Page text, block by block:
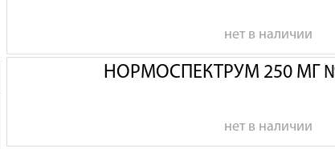
нет в наличии
НОРМОСПЕКТРУМ 250 МГ
нет в наличии